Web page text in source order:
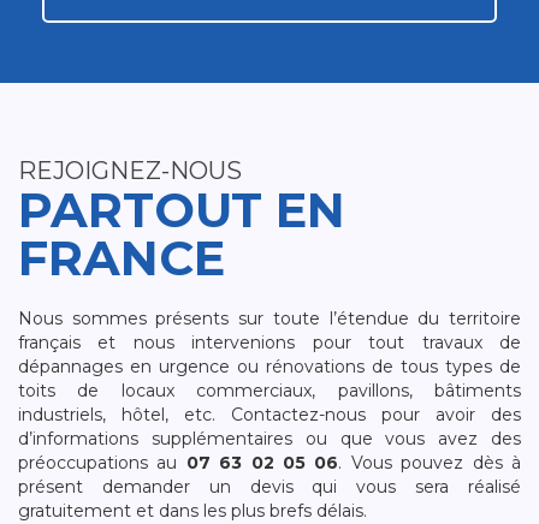
REJOIGNEZ-NOUS
PARTOUT EN
FRANCE
Nous sommes présents sur toute l’étendue du territoire
français et nous intervenions pour tout travaux de
dépannages en urgence ou rénovations de tous types de
toits de locaux commerciaux, pavillons, bâtiments
industriels, hôtel, etc. Contactez-nous pour avoir des
d’informations supplémentaires ou que vous avez des
préoccupations au 07 63 02 05 06. Vous pouvez dès à
présent demander un devis qui vous sera réalisé
gratuitement et dans les plus brefs délais.